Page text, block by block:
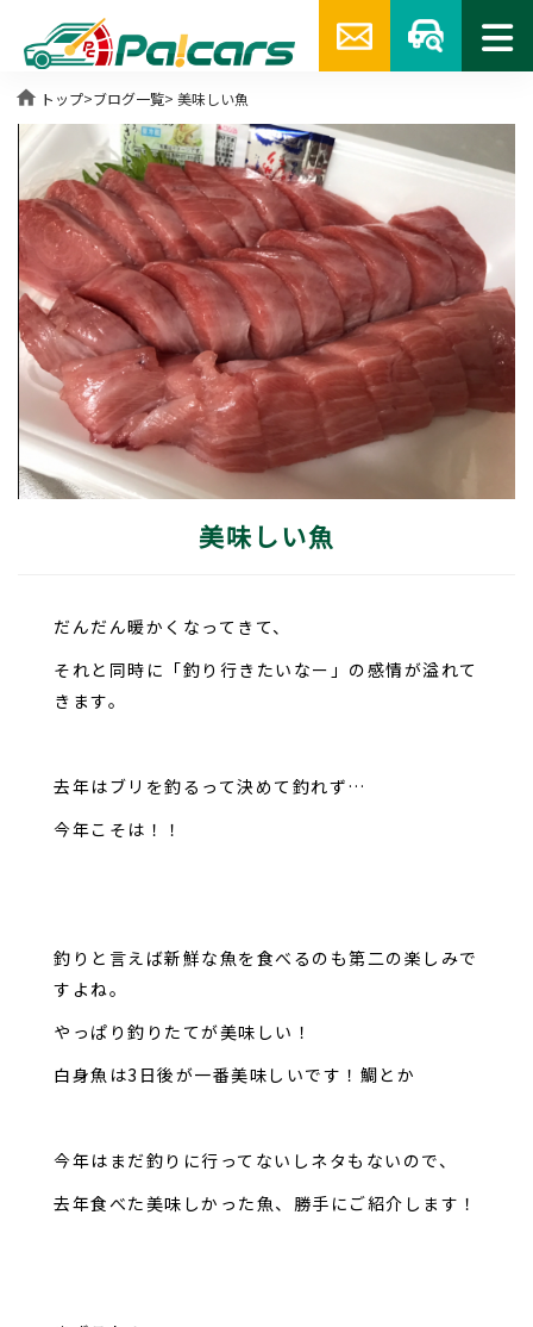
home トップ>ブログ一覧> 美味しい魚
美味しい魚
だんだん暖かくなってきて、
それと同時に「釣り行きたいなー」の感情が溢れて
きます。
去年はブリを釣るって決めて釣れず…
今年こそは！！
釣りと言えば新鮮な魚を食べるのも第二の楽しみで
すよね。
やっぱり釣りたてが美味しい！
白身魚は3日後が一番美味しいです！鯛とか
今年はまだ釣りに行ってないしネタもないので、
去年食べた美味しかった魚、勝手にご紹介します！